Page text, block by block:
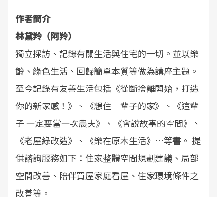
作者簡介
林黛羚（阿羚）
獨立採訪、記錄有關生活與住宅的一切。並以樂
齡、綠色生活、回歸簡單本質等做為講座主題。
至今記錄有友善生活包括《從斷捨離開始，打造
你的新家感！》、《想住一輩子的家》、《這輩
子 一定要當一次農夫》、《會說故事的空間》、
《老屋綠改造》、《樂在原木生活》…等書。 提
供諮詢服務如下：住家整體空間規劃建議、局部
空間改善、陪伴買屋家庭看屋、住家環境條件之
改善等。